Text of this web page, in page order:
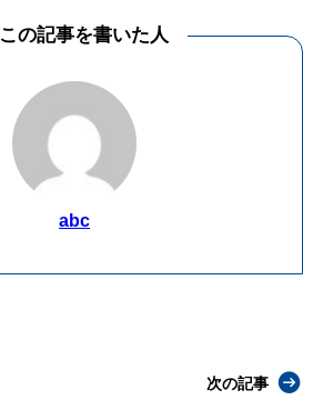
この記事を書いた人
abc
次の記事